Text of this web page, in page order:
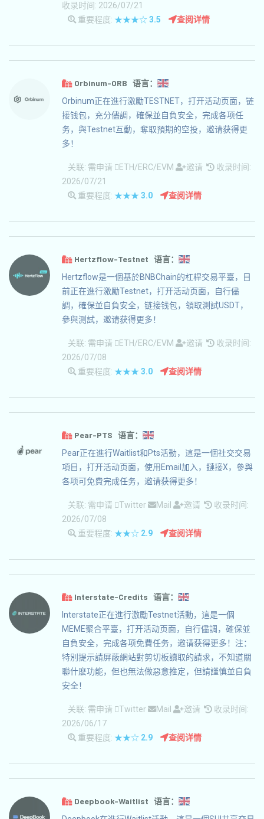
收录时间: 2026/07/21
重要程度: ★★★☆3.5 查阅详情
Orbinum-ORB 语言：
Orbinum正在進行激勵TESTNET，打开活动页面，链
接钱包，充分儘調，確保並自負安全，完成各项任
务，與Testnet互動，奪取預期的空投，邀请获得更
多！
关联: 需申请 ETH/ERC/EVM 邀请
收录时间:
2026/07/21
重要程度: ★★★ 3.0 查阅详情
Hertzflow-Testnet 语言：
Hertzflow是一個基於BNBChain的杠桿交易平臺，目
前正在進行激勵Testnet，打开活动页面，自行儘
調，確保並自負安全，链接钱包，領取測試USDT，
參與測試，邀请获得更多！
关联: 需申请 ETH/ERC/EVM 邀请
收录时间:
2026/07/08
重要程度: ★★★ 3.0 查阅详情
Pear-PTS 语言：
Pear正在進行Waitlist和Pts活動，這是一個社交交易
項目，打开活动页面，使用Email加入，鏈接X，參與
各项可免費完成任务，邀请获得更多！
关联: 需申请 Twitter Mail 邀请
收录时间:
2026/07/08
重要程度: ★★☆ 2.9 查阅详情
Interstate-Credits 语言：
Interstate正在進行激勵Testnet活動，這是一個
MEME聚合平臺，打开活动页面，自行儘調，確保並
自負安全，完成各项免費任务，邀请获得更多！注：
特別提示請屏蔽網站對剪切板讀取的請求，不知道關
聯什麽功能，但也無法做惡意推定，但請謹慎並自負
安全！
关联: 需申请 Twitter Mail 邀请
收录时间:
2026/06/17
重要程度: ★★☆ 2.9 查阅详情
Deepbook-Waitlist 语言：